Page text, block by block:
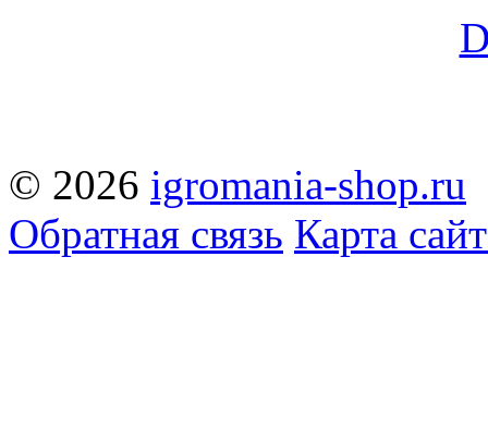
© 2026 igromania-shop.ru
Обратная связь Карта